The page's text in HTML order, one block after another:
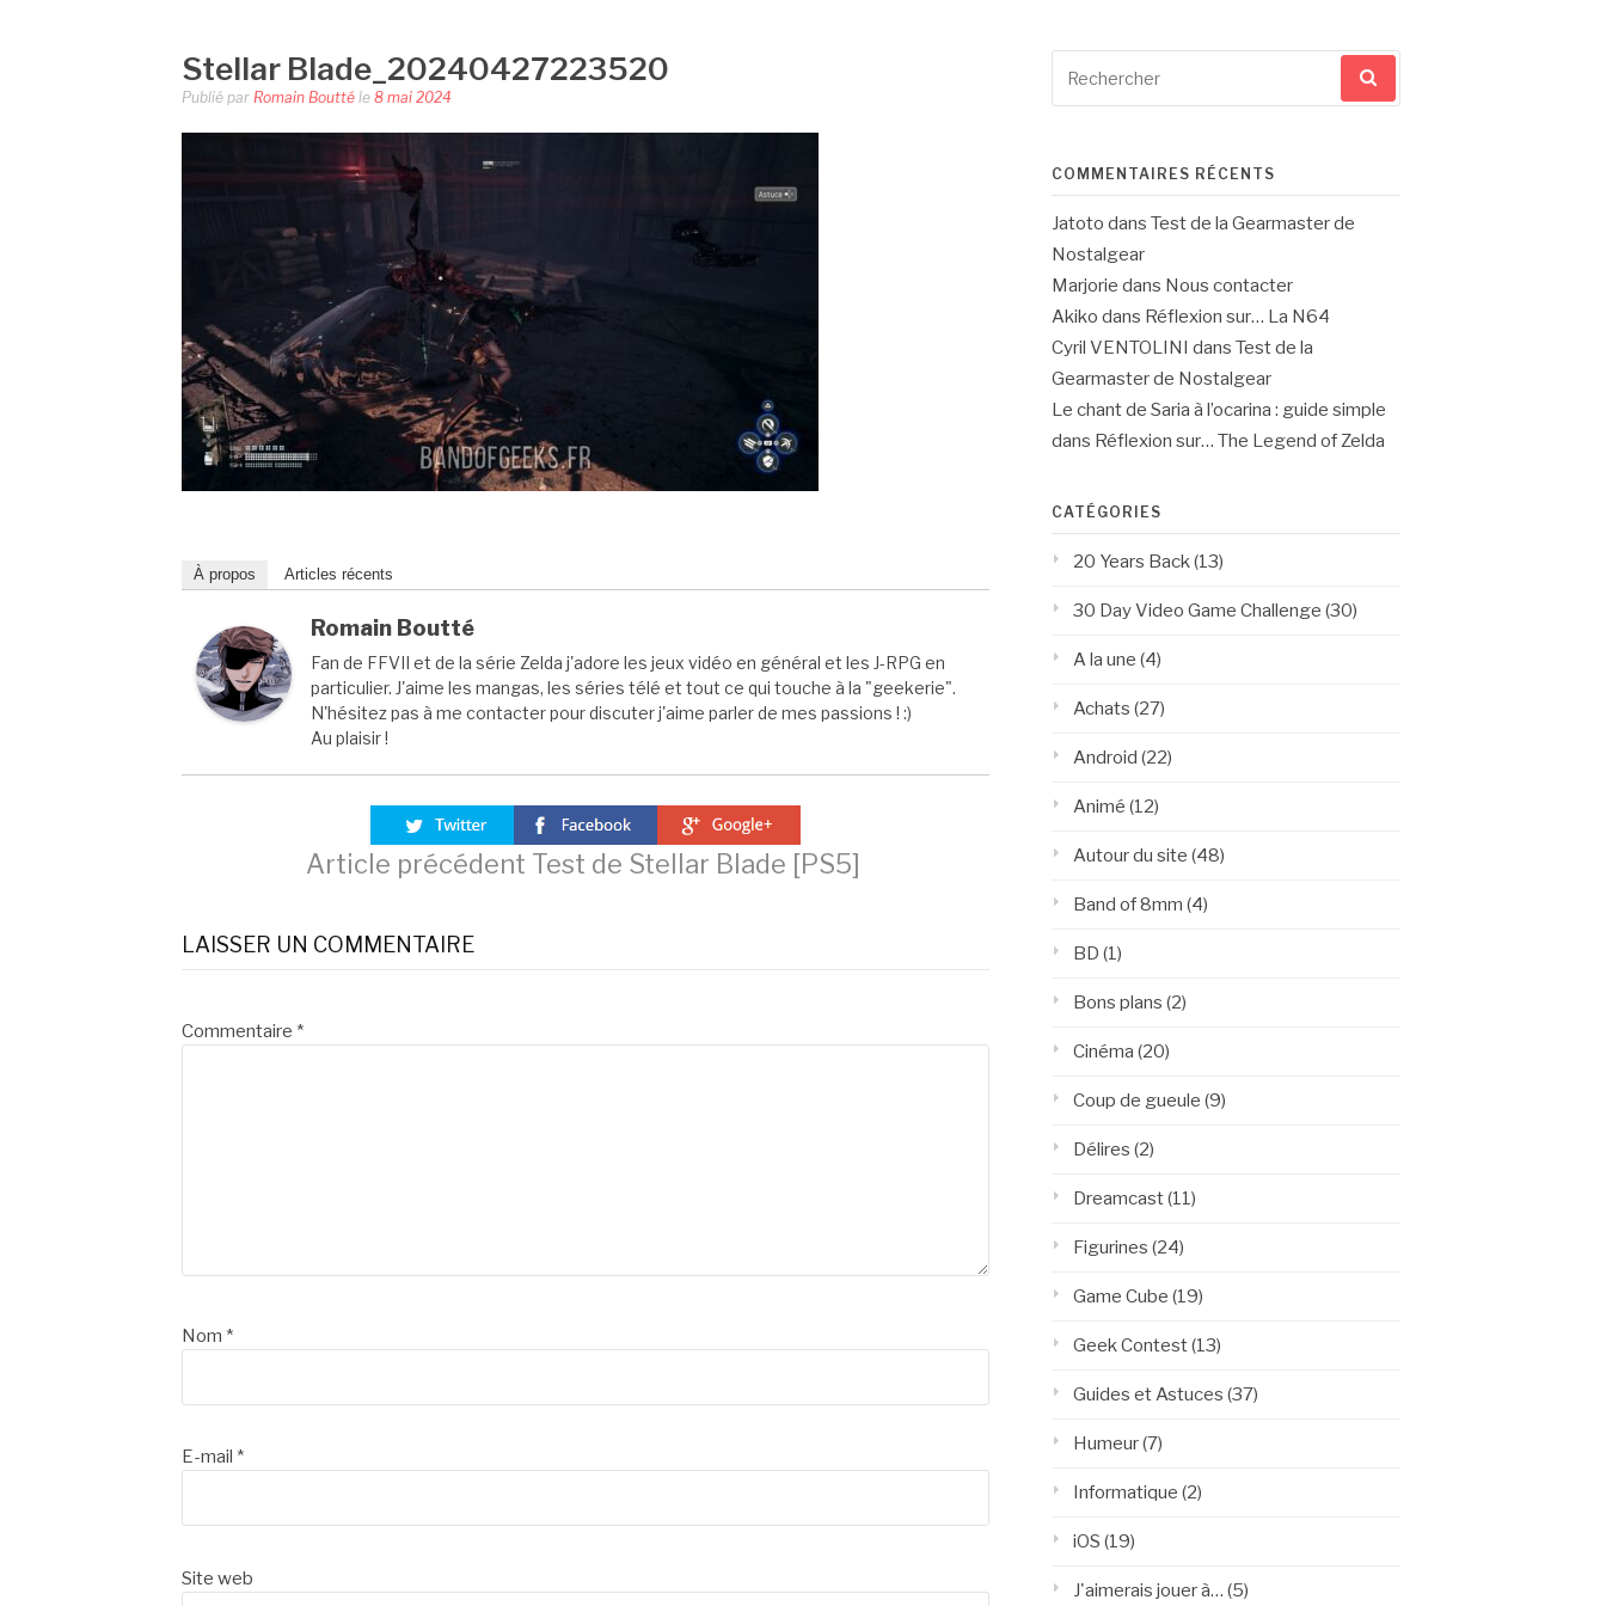
Stellar Blade_20240427223520
Publié par Romain Boutté le 8 mai 2024
À propos Articles récents
Romain Boutté
Fan de FFVII et de la série Zelda j'adore les jeux vidéo en général et les J-RPG en
particulier. J'aime les mangas, les séries télé et tout ce qui touche à la "geekerie".
N'hésitez pas à me contacter pour discuter j'aime parler de mes passions ! :)
Au plaisir !
la
suite
Article précédent Test de Stellar Blade [PS5]
LAISSER UN COMMENTAIRE
Commentaire *
Nom *
E-mail *
Site web
pour
COMMENTAIRES RÉCENTS
Jatoto dans Test de la Gearmaster de
Nostalgear
Marjorie dans Nous contacter
Akiko dans Réflexion sur… La N64
Cyril VENTOLINI dans Test de la
Gearmaster de Nostalgear
Le chant de Saria à l’ocarina : guide simple
dans Réflexion sur… The Legend of Zelda
CATÉGORIES
20 Years Back (13)
30 Day Video Game Challenge (30)
A la une (4)
Achats (27)
Android (22)
Animé (12)
Autour du site (48)
Band of 8mm (4)
BD (1)
Bons plans (2)
Cinéma (20)
Coup de gueule (9)
Délires (2)
Dreamcast(11)
Figurines (24)
Game Cube (19)
Geek Contest(13)
Guides et Astuces (37)
Humeur(7)
Informatique (2)
iOS (19)
J'aimerais jouer à… (5)